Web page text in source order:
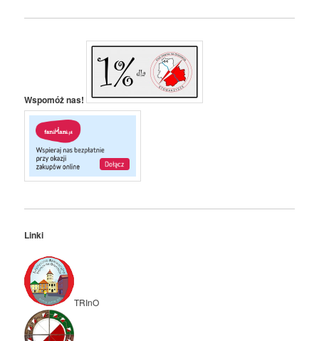
Wspomóż nas!
Linki
TRInO